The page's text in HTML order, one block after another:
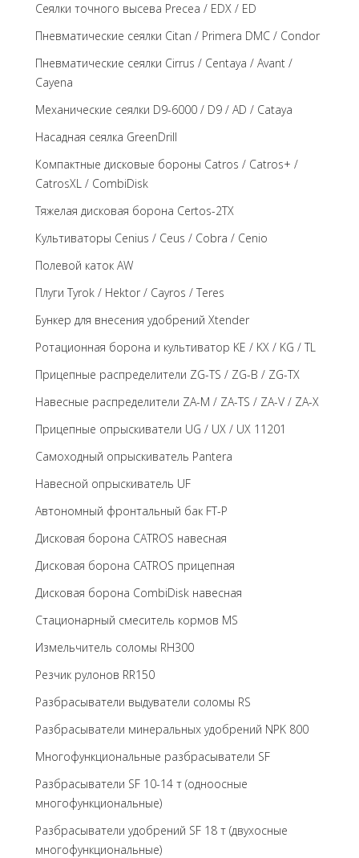
Сеялки точного высева Precea / EDX / ED
Пневматические сеялки Citan / Primera DMC / Condor
Пневматические сеялки Cirrus / Centaya / Avant /
Cayena
Механические сеялки D9-6000 / D9 / AD / Cataya
Насадная сеялка GreenDrill
Компактные дисковые бороны Catros / Catros+ /
CatrosXL / CombiDisk
Тяжелая дисковая борона Certos-2TX
Культиваторы Cenius / Ceus / Cobra / Cenio
Полевой каток AW
Плуги Tyrok / Hektor / Cayros / Teres
Бункер для внесения удобрений Xtender
Ротационная борона и культиватор KE / KX / KG / TL
Прицепные распределители ZG-TS / ZG-B / ZG-TX
Навесные распределители ZA-M / ZA-TS / ZA-V / ZA-X
Прицепные опрыскиватели UG / UX / UX 11201
Самоходный опрыскиватель Pantera
Навесной опрыскиватель UF
Автономный фронтальный бак FT-P
Дисковая борона CATROS навесная
Дисковая борона CATROS прицепная
Дисковая борона CombiDisk навесная
Стационарный смеситель кормов MS
Измельчитель соломы RH300
Резчик рулонов RR150
Разбрасыватели выдуватели соломы RS
Разбрасыватели минеральных удобрений NPK 800
Многофункциональные разбрасыватели SF
Разбрасыватели SF 10-14 т (одноосные
многофункциональные)
Разбрасыватели удобрений SF 18 т (двухосные
многофункциональные)